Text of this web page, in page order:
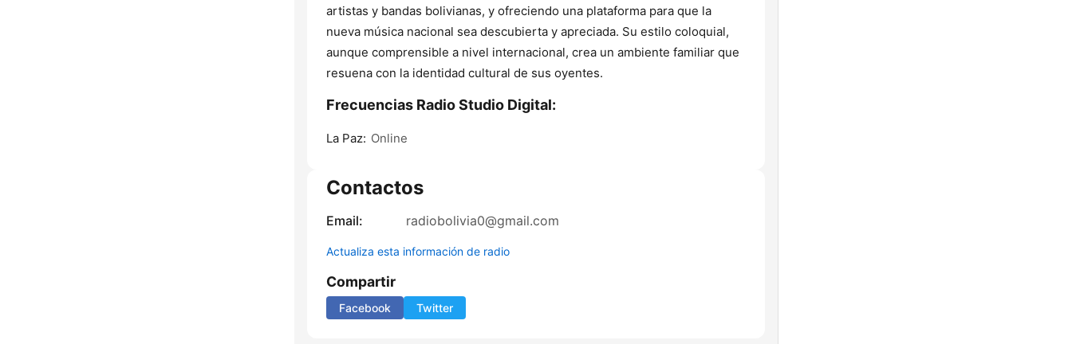
artistas y bandas bolivianas, y ofreciendo una plataforma para que la
nueva música nacional sea descubierta y apreciada. Su estilo coloquial,
aunque comprensible a nivel internacional, crea un ambiente familiar que
resuena con la identidad cultural de sus oyentes.
Frecuencias Radio Studio Digital:
La Paz: Online
Contactos
Email: radiobolivia0@gmail.com
Actualiza esta información de radio
Compartir
Facebook Twitter